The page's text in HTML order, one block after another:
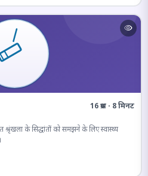
16 प्रश्न · 8 मिनट
के सिद्धांतों को समझने के लिए स्वास्थ्य